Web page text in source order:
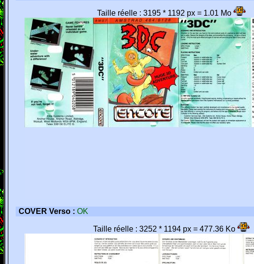
Taille réelle : 3195 * 1192 px = 1.01 Mo
COVER Verso : OK
Taille réelle : 3252 * 1194 px = 477.36 Ko